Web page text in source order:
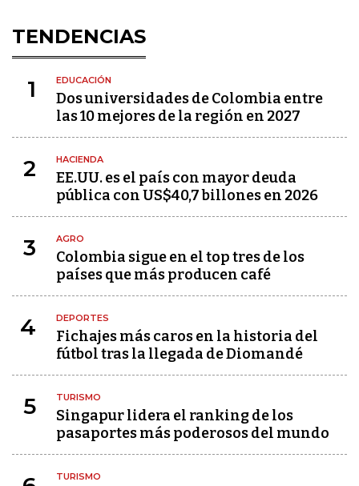
TENDENCIAS
1 EDUCACIÓN
Dos universidades de Colombia entre
las 10 mejores de la región en 2027
2 HACIENDA
EE.UU. es el país con mayor deuda
pública con US$40,7 billones en 2026
3 AGRO
Colombia sigue en el top tres de los
países que más producen café
4 DEPORTES
Fichajes más caros en la historia del
fútbol tras la llegada de Diomandé
5 TURISMO
Singapur lidera el ranking de los
pasaportes más poderosos del mundo
TURISMO